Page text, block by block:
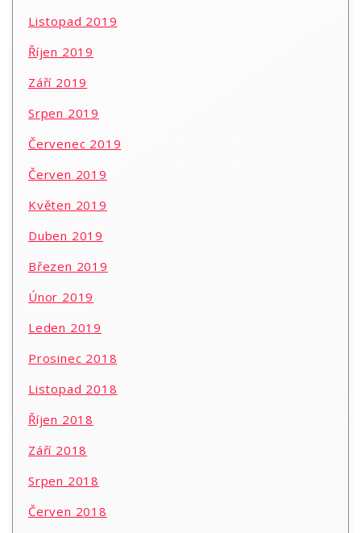
Listopad 2019
Říjen 2019
Září 2019
Srpen 2019
Červenec 2019
Červen 2019
Květen 2019
Duben 2019
Březen 2019
Únor 2019
Leden 2019
Prosinec 2018
Listopad 2018
Říjen 2018
Září 2018
Srpen 2018
Červen 2018